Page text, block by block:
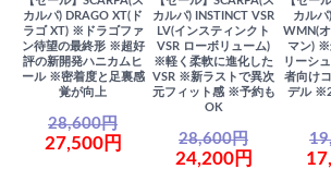
カルパ) DRAGO XT(ド
ラゴ XT) ※ドラゴファ
ン待望の最終形 ※超好
評の新開発ハニカムヒ
ール ※密着度と足裏感
覚が向上
28,600円
27,500円
カルパ) INSTINCT VSR
LV(インスティンクト
VSR ローボリューム)
※軽く柔軟に進化した
VSR ※新ラストで異次
元フィット感 ※予約も
OK
28,600円
24,200円
カルパ
WMN(
マン) ※
リーシ
者向け
デル